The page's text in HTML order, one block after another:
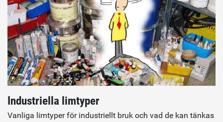
Industriella limtyper
Vanliga limtyper för industriellt bruk och vad de kan tänkas